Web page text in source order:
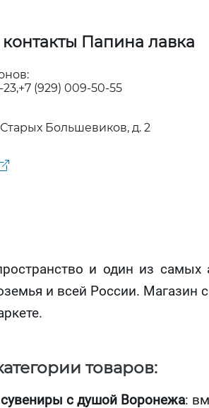
Папина лавка
23 +7 (929) 009-50-55
Большевиков, д. 2
и один из
и всей России. Магазин
товаров:
с душой Воронежа: